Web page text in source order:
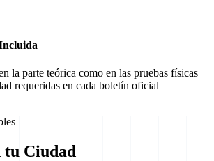
la parte teórica como en las pruebas físicas
requeridas en cada boletín oficial
tu Ciudad